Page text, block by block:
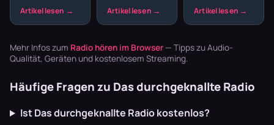
ins
Akkordeon,
Blaskapellen.
noch die
Sender im
Garten läu…
DJ. Webradio
Musik für alle
Mehr Infos zum Radio hören im Browser — Tipps zu Audio-
Qualität, Geräten und kostenlosem Streaming.
Häufige Fragen zu Das durchgeknallte Radio
Ist Das durchgeknallte Radio kostenlos?